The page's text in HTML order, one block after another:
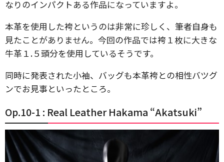
なりのインパクトある作品になっていますよ。
本革を使用した袴というのは非常に珍しく、筆者自身も
見たことがありません。今回の作品では袴１枚に大きな
牛革１.５頭分を使用しているそうです。
同時に発表された小袖、バッグも本革袴との相性バツグ
ンでお見事といったところ。
Op.10-1 : Real Leather Hakama “Akatsuki”